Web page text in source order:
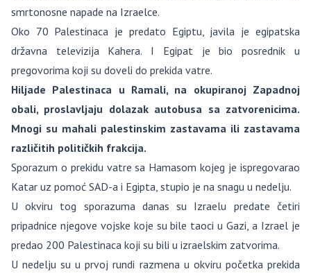
smrtonosne napade na Izraelce.
Oko 70 Palestinaca je predato Egiptu, javila je egipatska
državna televizija Kahera. I Egipat je bio posrednik u
pregovorima koji su doveli do prekida vatre.
Hiljade Palestinaca u Ramali, na okupiranoj Zapadnoj
obali, proslavljaju dolazak autobusa sa zatvorenicima.
Mnogi su mahali palestinskim zastavama ili zastavama
različitih političkih frakcija.
Sporazum o prekidu vatre sa Hamasom kojeg je ispregovarao
Katar uz pomoć SAD-a i Egipta, stupio je na snagu u nedelju.
U okviru tog sporazuma danas su Izraelu predate četiri
pripadnice njegove vojske koje su bile taoci u Gazi, a Izrael je
predao 200 Palestinaca koji su bili u izraelskim zatvorima.
U nedelju su u prvoj rundi razmena u okviru početka prekida